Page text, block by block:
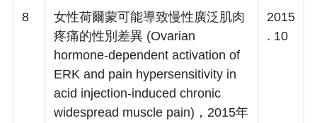
8
女性荷爾蒙可能導致慢性廣泛肌肉
疼痛的性別差異 (Ovarian
hormone-dependent activation of
ERK and pain hypersensitivity in
acid injection-induced chronic
widespread muscle pain)，2015年
2015
. 10